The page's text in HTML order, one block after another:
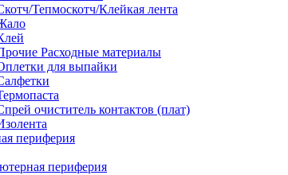
Тепмоскотч/Клейкая лента
Расходные материалы
для выпайки
очиститель контактов (плат)
периферия
периферия